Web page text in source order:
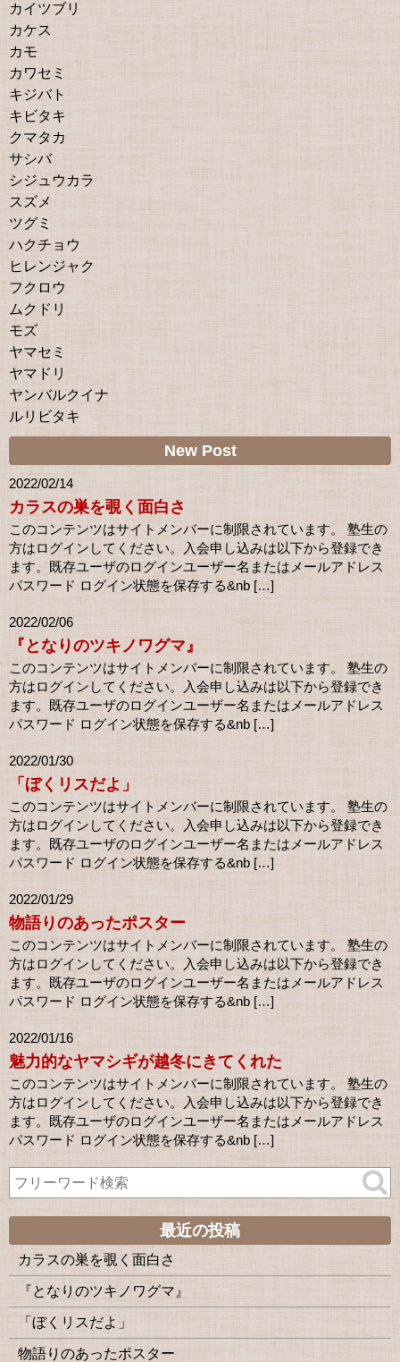
カイツブリ
カケス
カモ
カワセミ
キジバト
キビタキ
クマタカ
サシバ
シジュウカラ
スズメ
ツグミ
ハクチョウ
ヒレンジャク
フクロウ
ムクドリ
モズ
ヤマセミ
ヤマドリ
ヤンバルクイナ
ルリビタキ
New Post
2022/02/14
カラスの巣を覗く面白さ
このコンテンツはサイトメンバーに制限されています。 塾生の
方はログインしてください。入会申し込みは以下から登録でき
ます。既存ユーザのログインユーザー名またはメールアドレス
パスワード ログイン状態を保存する&nb […]
2022/02/06
『となりのツキノワグマ』
このコンテンツはサイトメンバーに制限されています。 塾生の
方はログインしてください。入会申し込みは以下から登録でき
ます。既存ユーザのログインユーザー名またはメールアドレス
パスワード ログイン状態を保存する&nb […]
2022/01/30
「ぼくリスだよ」
このコンテンツはサイトメンバーに制限されています。 塾生の
方はログインしてください。入会申し込みは以下から登録でき
ます。既存ユーザのログインユーザー名またはメールアドレス
パスワード ログイン状態を保存する&nb […]
2022/01/29
物語りのあったポスター
このコンテンツはサイトメンバーに制限されています。 塾生の
方はログインしてください。入会申し込みは以下から登録でき
ます。既存ユーザのログインユーザー名またはメールアドレス
パスワード ログイン状態を保存する&nb […]
2022/01/16
魅力的なヤマシギが越冬にきてくれた
このコンテンツはサイトメンバーに制限されています。 塾生の
方はログインしてください。入会申し込みは以下から登録でき
ます。既存ユーザのログインユーザー名またはメールアドレス
パスワード ログイン状態を保存する&nb […]
最近の投稿
カラスの巣を覗く面白さ
『となりのツキノワグマ』
「ぼくリスだよ」
物語りのあったポスター